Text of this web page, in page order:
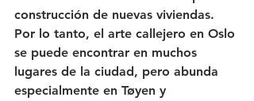
construcción de nuevas viviendas.
Por lo tanto, el arte callejero en Oslo
se puede encontrar en muchos
lugares de la ciudad, pero abunda
especialmente en Tøyen y